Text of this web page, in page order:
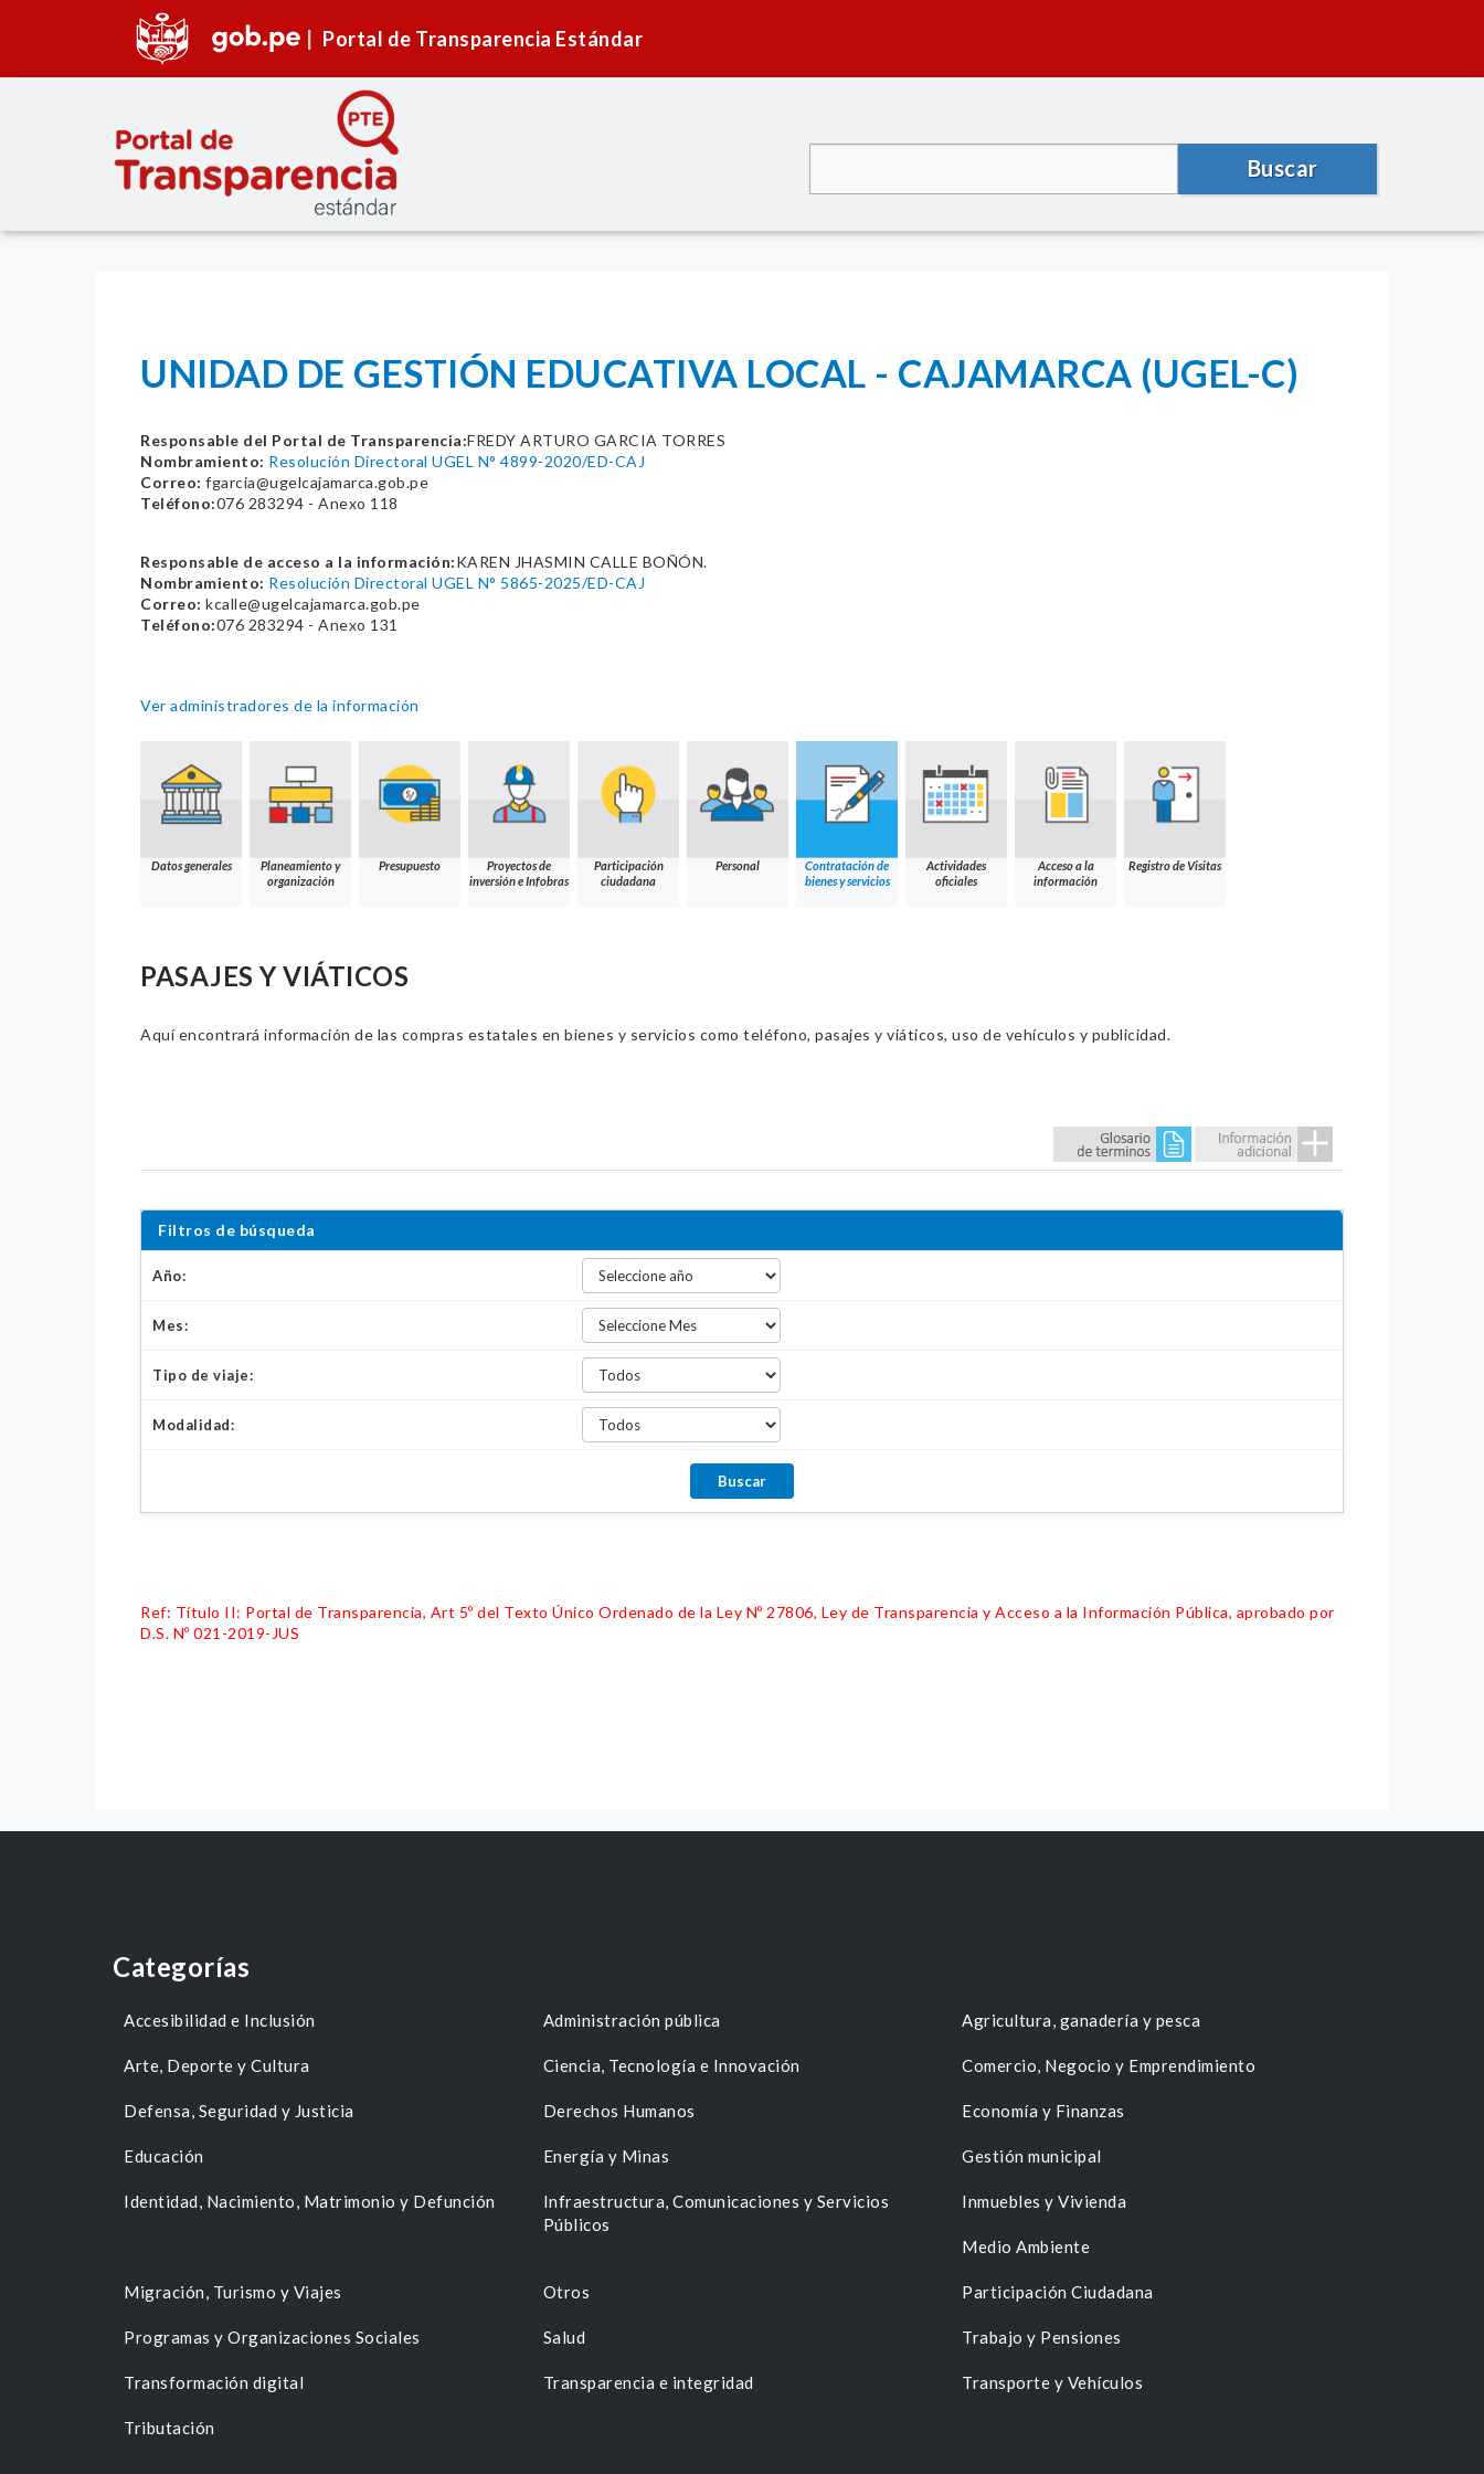
Portal de Transparencia Estándar
Buscar
UNIDAD DE GESTIÓN EDUCATIVA LOCAL - CAJAMARCA (UGEL-C)
Responsable del Portal de Transparencia:FREDY ARTURO GARCIA TORRES
Nombramiento: Resolución Directoral UGEL N° 4899-2020/ED-CAJ
Correo: fgarcia@ugelcajamarca.gob.pe
Teléfono:076 283294 - Anexo 118
Responsable de acceso a la información:KAREN JHASMIN CALLE BOÑÓN.
Nombramiento: Resolución Directoral UGEL N° 5865-2025/ED-CAJ
Correo: kcalle@ugelcajamarca.gob.pe
Teléfono:076 283294 - Anexo 131
Ver administradores de la información
Datos generales
Planeamiento y
organización
Presupuesto
Proyectos de
inversión e Infobras
Participación
ciudadana
Personal
Contratación de
bienes y servicios
Actividades
oficiales
Acceso a la
información
Registro de Visitas
PASAJES Y VIÁTICOS
Aquí encontrará información de las compras estatales en bienes y servicios como teléfono, pasajes y viáticos, uso de vehículos y publicidad.
Filtros de búsqueda
Año:
Mes:
Tipo de viaje:
Modalidad:
Ref: Título II: Portal de Transparencia, Art 5º del Texto Único Ordenado de la Ley Nº 27806, Ley de Transparencia y Acceso a la Información Pública, aprobado por
D.S. Nº 021-2019-JUS
Categorías
Accesibilidad e Inclusión Administración pública Agricultura, ganadería y pesca
Arte, Deporte y Cultura Ciencia, Tecnología e Innovación Comercio, Negocio y Emprendimiento
Defensa, Seguridad y Justicia Derechos Humanos Economía y Finanzas
Educación Energía y Minas Gestión municipal
Identidad, Nacimiento, Matrimonio y Defunción
Infraestructura, Comunicaciones y Servicios
Públicos
Inmuebles y Vivienda
Medio Ambiente
Migración, Turismo y Viajes Otros Participación Ciudadana
Programas y Organizaciones Sociales Salud Trabajo y Pensiones
Transformación digital Transparencia e integridad Transporte y Vehículos
Tributación